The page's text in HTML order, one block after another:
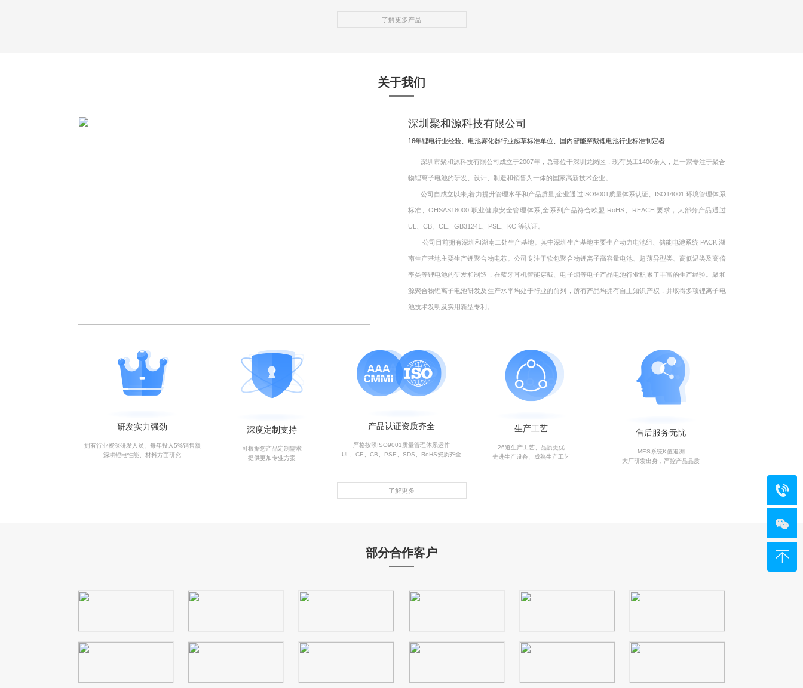
了解更多产品
关于我们
深圳聚和源科技有限公司
16年锂电行业经验、电池雾化器行业起草标准单位、国内智能穿戴锂电池行业标准制定者
深圳市聚和源科技有限公司成立于2007年，总部位干深圳龙岗区，现有员工1400余人，是一家专注于聚合
物锂离子电池的研发、设计、制造和销售为一体的国家高新技术企业。
公司自成立以来,着力提升管理水平和产品质量,企业通过ISO9001质量体系认证、ISO14001 环境管理体系
标准、OHSAS18000 职业健康安全管理体系;全系列产品符合欧盟 RoHS、REACH 要求，大部分产品通过
UL、CB、CE、GB31241、PSE、KC 等认证。
公司目前拥有深圳和湖南二处生产基地。其中深圳生产基地主要生产动力电池组、储能电池系统 PACK,湖
南生产基地主要生产锂聚合物电芯。公司专注于软包聚合物锂离子高容量电池、超薄异型类、高低温类及高倍
率类等锂电池的研发和制造，在蓝牙耳机智能穿戴、电子烟等电子产品电池行业积累了丰富的生产经验。聚和
源聚合物锂离子电池研发及生产水平均处于行业的前列，所有产品均拥有自主知识产权，并取得多项锂离子电
池技术发明及实用新型专利。
研发实力强劲
拥有行业资深研发人员、每年投入5%销售额
深耕锂电性能、材料方面研究
深度定制支持
可根据您产品定制需求
提供更加专业方案
产品认证资质齐全
严格按照ISO9001质量管理体系运作
UL、CE、CB、PSE、SDS、RoHS资质齐全
生产工艺
26道生产工艺、品质更优
先进生产设备、成熟生产工艺
售后服务无忧
MES系统K值追溯
大厂研发出身，严控产品品质
了解更多
部分合作客户